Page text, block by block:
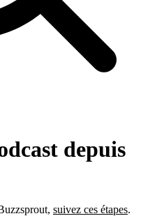
depuis
suivez ces étapes.